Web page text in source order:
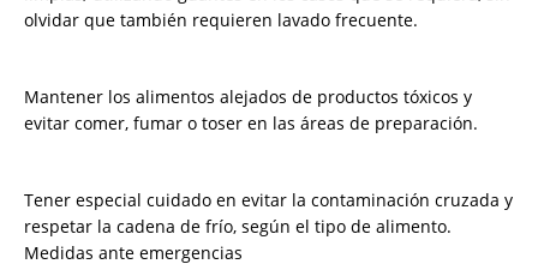
olvidar que también requieren lavado frecuente.
Mantener los alimentos alejados de productos tóxicos y
evitar comer, fumar o toser en las áreas de preparación.
Tener especial cuidado en evitar la contaminación cruzada y
respetar la cadena de frío, según el tipo de alimento.
Medidas ante emergencias